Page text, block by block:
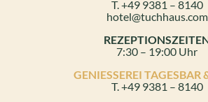
T. +49 9381 – 8140
hotel@tuchhaus.com
7:30 – 19:00 Uhr
GENIESSEREI TAGESBAR
T. +49 9381 – 8140